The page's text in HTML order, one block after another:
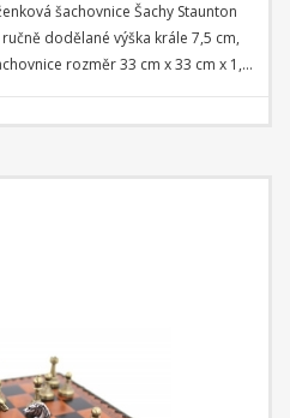
šachovnice Šachy Staunton
dodělané výška krále 7,5 cm,
rozměr 33 cm x 33 cm x 1,5